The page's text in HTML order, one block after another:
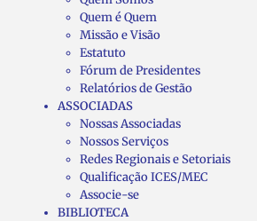
Quem é Quem
Missão e Visão
Estatuto
Fórum de Presidentes
Relatórios de Gestão
ASSOCIADAS
Nossas Associadas
Nossos Serviços
Redes Regionais e Setoriais
Qualificação ICES/MEC
Associe-se
BIBLIOTECA